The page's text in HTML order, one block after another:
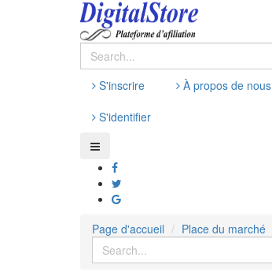
S'inscrire
S'identifier
À propos de nous
Page d'accueil Place du marché